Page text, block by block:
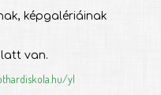
képgalériáinak
van.
yl